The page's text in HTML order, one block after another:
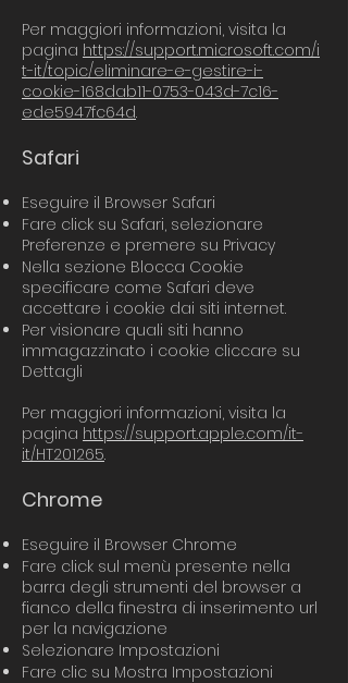
Per maggiori informazioni, visita la
pagina https://support.microsoft.com/i
t-it/topic/eliminare-e-gestire-i-
cookie-168dab11-0753-043d-7c16-
ede5947fc64d. ​
Safari
Eseguire il Browser Safari
Fare click su Safari, selezionare
Preferenze e premere su Privacy
Nella sezione Blocca Cookie
specificare come Safari deve
accettare i cookie dai siti internet.
Per visionare quali siti hanno
immagazzinato i cookie cliccare su
Dettagli
Per maggiori informazioni, visita la
pagina https://support.apple.com/it-
it/HT201265.​
Chrome
Eseguire il Browser Chrome
Fare click sul menù presente nella
barra degli strumenti del browser a
fianco della finestra di inserimento url
per la navigazione
Selezionare Impostazioni
Fare clic su Mostra Impostazioni